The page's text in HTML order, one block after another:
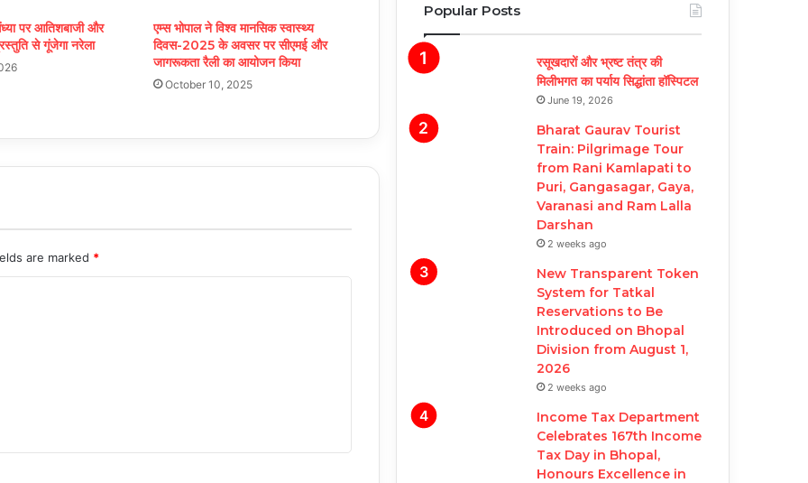
पर आतिशबाजी और
से गूंजेगा नरेला
एम्स भोपाल ने विश्व मानसिक स्वास्थ्य
दिवस-2025 के अवसर पर सीएमई और
जागरूकता रैली का आयोजन किया
October 10, 2025
are marked *
Popular Posts
रसूखदारों और भ्रष्ट तंत्र की
मिलीभगत का पर्याय सिद्धांता हॉस्पिटल
June 19, 2026
Bharat Gaurav Tourist
Train: Pilgrimage Tour
from Rani Kamlapati to
Puri, Gangasagar, Gaya,
Varanasi and Ram Lalla
Darshan
2 weeks ago
New Transparent Token
System for Tatkal
Reservations to Be
Introduced on Bhopal
Division from August 1,
2026
2 weeks ago
Income Tax Department
Celebrates 167th Income
Tax Day in Bhopal,
Honours Excellence in